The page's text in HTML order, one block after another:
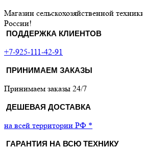
Магазин сельскохозяйственной
России!
ПОДДЕРЖКА КЛИЕНТОВ
+7-925-111-42-91
ПРИНИМАЕМ ЗАКАЗЫ
Принимаем заказы 24/7
ДЕШЕВАЯ ДОСТАВКА
на всей территории РФ *
ГАРАНТИЯ НА ВСЮ ТЕХНИКУ